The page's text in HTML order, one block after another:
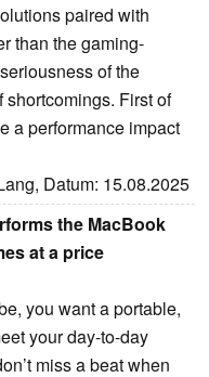
paired with
than the gaming-
of the
First of
a performance impact
Datum: 15.08.2025
the MacBook
at a price
you want a portable,
your day-to-day
miss a beat when